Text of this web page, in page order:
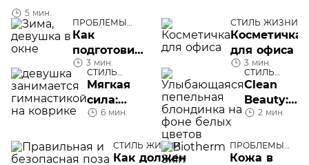
5 мин.
ПРОБЛЕМЫ
КОЖИ ЛИЦА
Как
подготовить
кожу к
зиме
3 мин.
СТИЛЬ ЖИЗНИ
Косметичка
для офиса
3 мин.
СТИЛЬ
ЖИЗНИ
Мягкая
сила:
кому
пилатес
6 мин.
СТИЛЬ
ЖИЗНИ
Clean
Beauty:
косметика
красоты»
2 мин.
СТИЛЬ ЖИЗНИ
Как должен
ПРОБЛЕМЫ
КОЖИ ЛИЦА
Кожа в